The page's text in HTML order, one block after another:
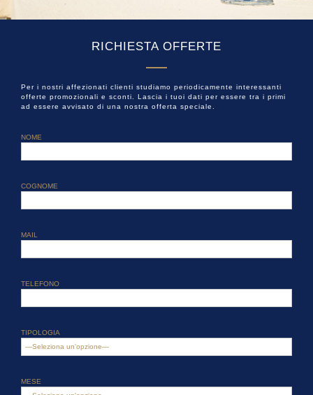
RICHIESTA OFFERTE
Per i nostri affezionati clienti studiamo periodicamente interessanti
offerte promozionali e sconti. Lascia i tuoi dati per essere tra i primi
ad essere avvisato di una nostra offerta speciale.
NOME
COGNOME
MAIL
TELEFONO
TIPOLOGIA
MESE